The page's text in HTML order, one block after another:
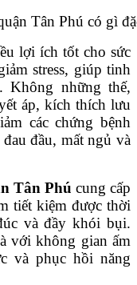
Tân Phú có gì
lợi ích tốt cho sức
stress, giúp tinh
Không những thế,
áp, kích thích lưu
các chứng bệnh
đầu, mất ngủ và
Tân Phú cung cấp
tiết kiệm được thời
và đầy khói bụi.
với không gian ấm
và phục hồi năng